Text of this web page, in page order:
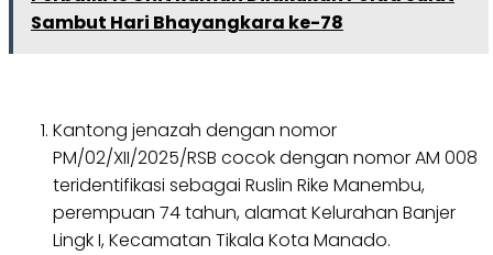
Sambut Hari Bhayangkara ke-78
Kantong jenazah dengan nomor
PM/02/XII/2025/RSB cocok dengan nomor AM 008
teridentifikasi sebagai Ruslin Rike Manembu,
perempuan 74 tahun, alamat Kelurahan Banjer
Lingk I, Kecamatan Tikala Kota Manado.